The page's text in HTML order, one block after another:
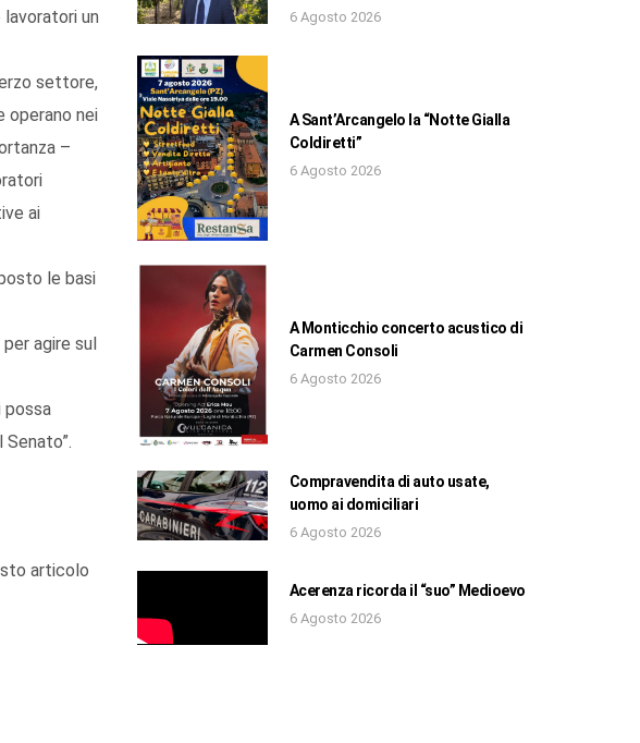
un
settore,
operano nei
–
ai
le basi
agire sul
possa
articolo
6 Agosto 2026
A Sant’Arcangelo la “Notte Gialla
Coldiretti”
6 Agosto 2026
A Monticchio concerto acustico di
Carmen Consoli
6 Agosto 2026
Compravendita di auto usate,
uomo ai domiciliari
6 Agosto 2026
Acerenza ricorda il “suo” Medioevo
6 Agosto 2026